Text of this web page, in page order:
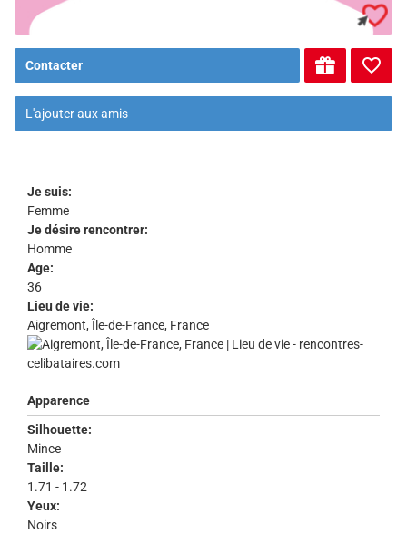
Contacter
L'ajouter aux amis
Je suis:
Femme
Je désire rencontrer:
Homme
Age:
36
Lieu de vie:
Aigremont, Île-de-France, France
Apparence
Silhouette:
Mince
Taille:
1.71 - 1.72
Yeux:
Noirs